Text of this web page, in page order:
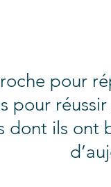
pour
pour
dont ils ont